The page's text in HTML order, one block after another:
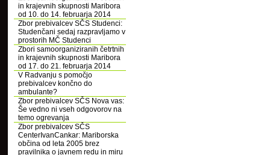
in krajevnih skupnosti Maribora
od 10. do 14. februarja 2014
Zbor prebivalcev SČS Studenci:
Studenčani sedaj razpravljamo v
prostorih MČ Studenci
Zbori samoorganiziranih četrtnih
in krajevnih skupnosti Maribora
od 17. do 21. februarja 2014
V Radvanju s pomočjo
prebivalcev končno do
ambulante?
Zbor prebivalcev SČS Nova vas:
Še vedno ni vseh odgovorov na
temo ogrevanja
Zbor prebivalcev SČS
CenterIvanCankar: Mariborska
občina od leta 2005 brez
pravilnika o javnem redu in miru